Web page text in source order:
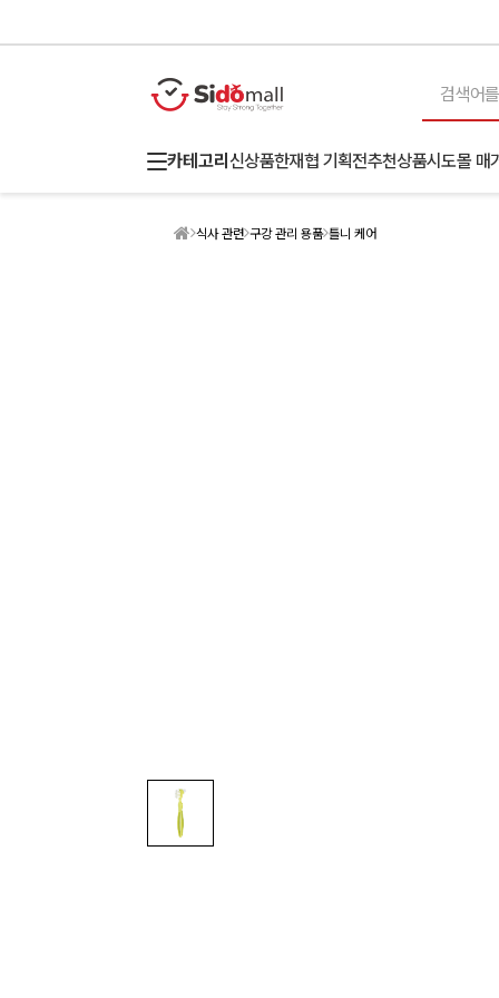
카테고리 신상품한재협 기획전추천상품시도몰 매
식사 관련 구강 관리 용품 틀니 케어